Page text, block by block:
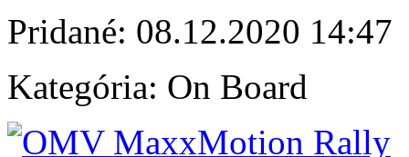
Pridané: 08.12.2020 14:47
Kategória: On Board